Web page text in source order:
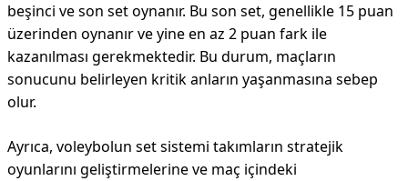
beşinci ve son set oynanır. Bu son set, genellikle 15 puan
üzerinden oynanır ve yine en az 2 puan fark ile
kazanılması gerekmektedir. Bu durum, maçların
sonucunu belirleyen kritik anların yaşanmasına sebep
olur.
Ayrıca, voleybolun set sistemi takımların stratejik
oyunlarını geliştirmelerine ve maç içindeki